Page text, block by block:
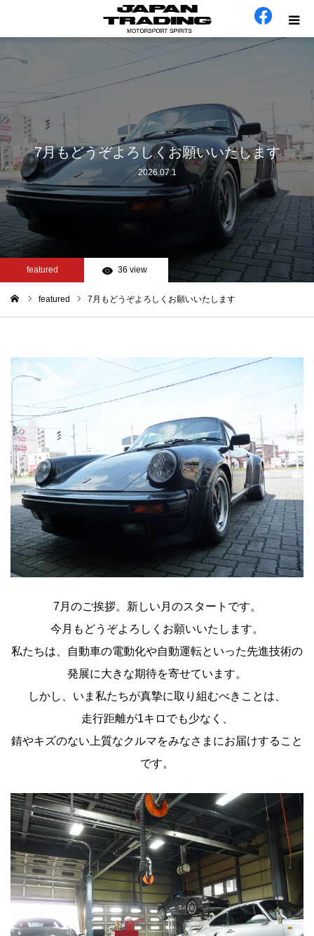
7月もどうぞよろしくお願いいたします
2026.07.1
featured 36 view
featured 7月もどうぞよろしくお願いいたします
7月のご挨拶。新しい月のスタートです。
今月もどうぞよろしくお願いいたします。
私たちは、自動車の電動化や自動運転といった先進技術の
発展に大きな期待を寄せています。
しかし、いま私たちが真摯に取り組むべきことは、
走行距離が1キロでも少なく、
錆やキズのない上質なクルマをみなさまにお届けすること
です。
在庫車
会社概要
カテゴリー
お問い合わせ